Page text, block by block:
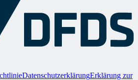
DatenschutzerklärungErklärung zur